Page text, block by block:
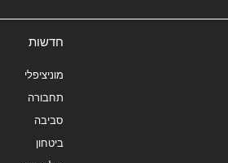
חדשות
מוניציפלי
תחבורה
סביבה
ביטחון